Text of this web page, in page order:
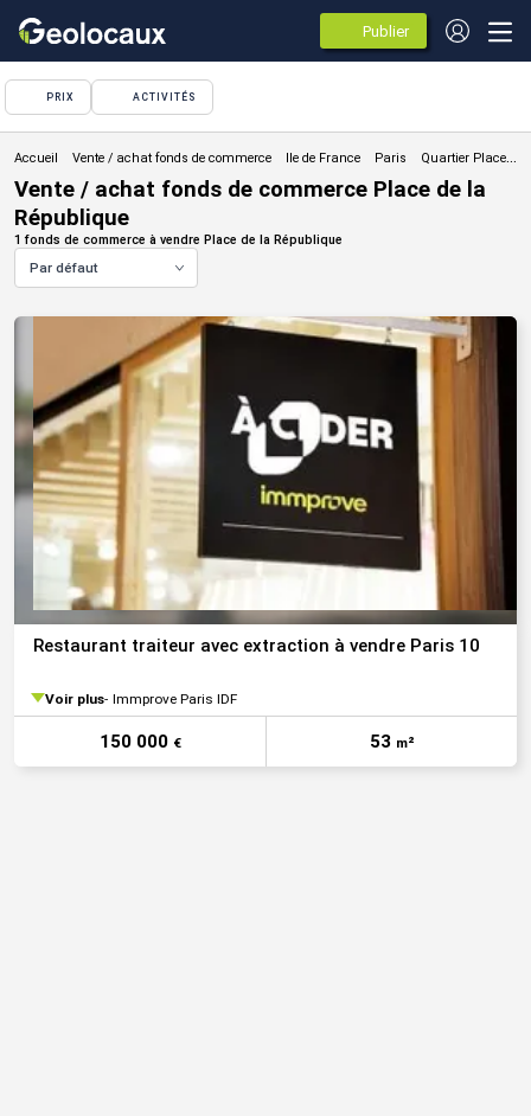
Publier
des
annonces
PRIX ACTIVITÉS
Vente / achat fonds de commerce
Vente / achat fonds de commerce Place de la
République
1 fonds de commerce à vendre Place de la République
Par défaut
Restaurant traiteur avec extraction à vendre Paris 10
Voir plus Immprove Paris IDF
150 000 € 53 m²